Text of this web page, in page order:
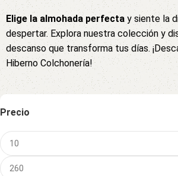
Elige la almohada perfectay siente la
despertar. Explora nuestra colección y
descanso que transforma tus días.
Hiberno Colchonería!
Precio